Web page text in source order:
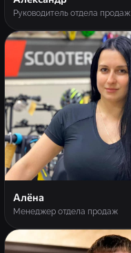
Руководитель отдела продаж
Алёна
Менеджер отдела продаж